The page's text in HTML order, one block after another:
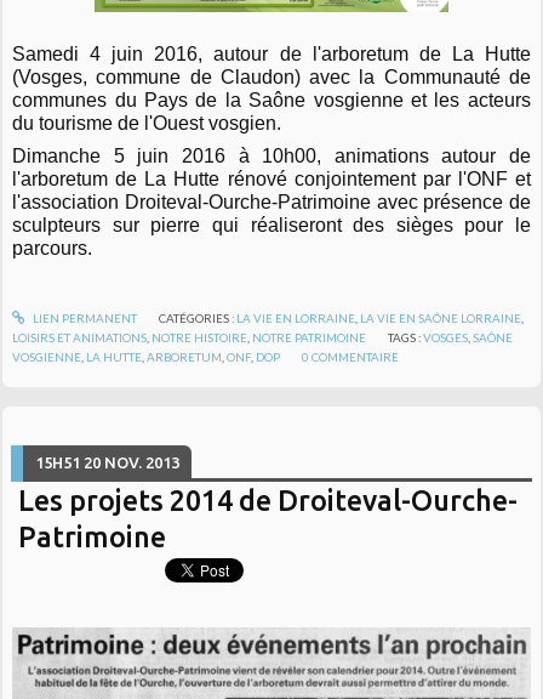
Samedi 4 juin 2016, autour de l'arboretum de La Hutte
(Vosges, commune de Claudon) avec la Communauté de
communes du Pays de la Saône vosgienne et les acteurs
du tourisme de l'Ouest vosgien.
Dimanche 5 juin 2016 à 10h00, animations autour de
l'arboretum de La Hutte rénové conjointement par l'ONF et
l'association Droiteval-Ourche-Patrimoine avec présence de
sculpteurs sur pierre qui réaliseront des sièges pour le
parcours.
LIEN PERMANENT CATÉGORIES : LA VIE EN LORRAINE, LA VIE EN SAÔNE LORRAINE,
LOISIRS ET ANIMATIONS, NOTRE HISTOIRE, NOTRE PATRIMOINE TAGS :VOSGES,SAÔNE
VOSGIENNE, LA HUTTE,ARBORETUM,ONF, DOP 0 COMMENTAIRE
15H51 20 NOV. 2013
Les projets 2014 de Droiteval-Ourche-
Patrimoine